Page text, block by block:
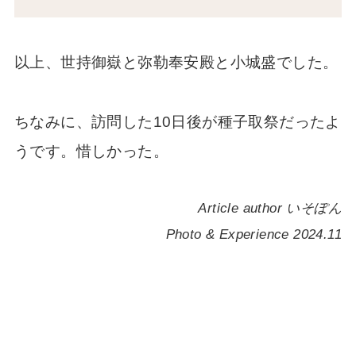
以上、世持御嶽と弥勒奉安殿と小城盛でした。
ちなみに、訪問した10日後が種子取祭だったよ
うです。惜しかった。
Article author いそぽん
Photo & Experience 2024.11